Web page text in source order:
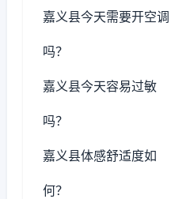
嘉义县今天需要开空调
吗？
嘉义县今天容易过敏
吗？
嘉义县体感舒适度如
何？